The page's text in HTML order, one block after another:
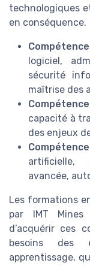
technologiques
en conséquence.
logiciel,
sécurité
maîtrise des
capacité à
des enjeux
artificielle,
avancée,
Les formations
par IMT Mines
d’acquérir ces
besoins des
apprentissage,